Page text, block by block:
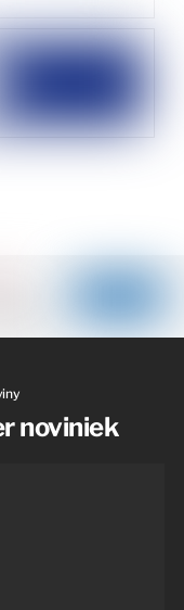
noviniek